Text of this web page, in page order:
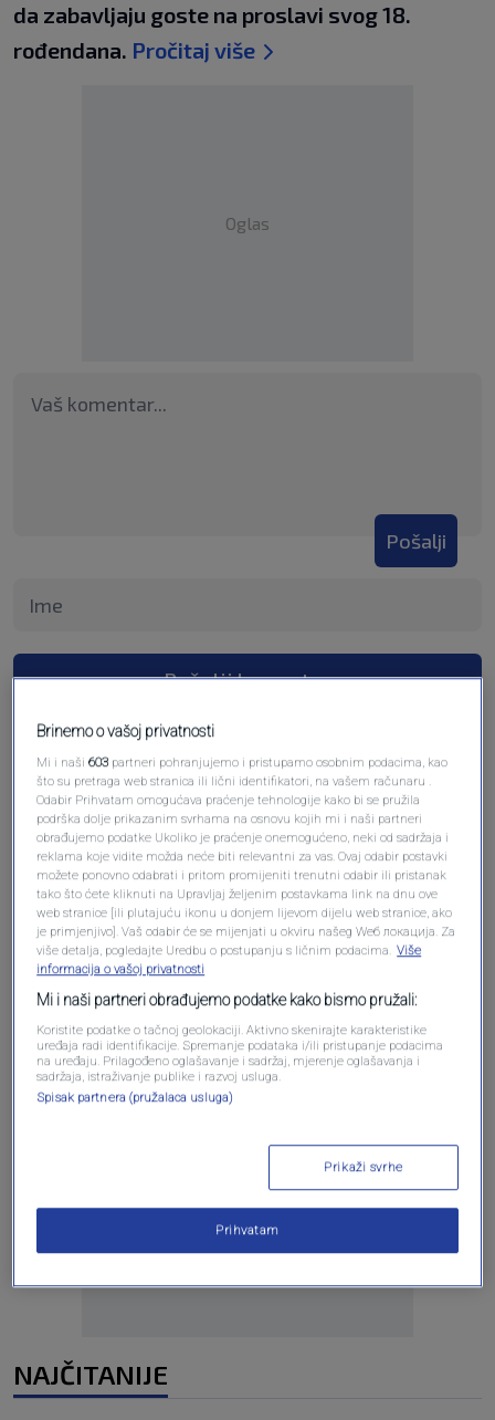
da zabavljaju goste na proslavi svog 18.
rođendana. Pročitaj više
Oglas
Pošalji
Pošalji komentar
Oglas
NAJČITANIJE
Brinemo o vašoj privatnosti
Mi i naši603 partneri pohranjujemo i pristupamo osobnim podacima, kao
što su pretraga web stranica ili lični identifikatori, na vašem računaru .
Odabir Prihvatam omogućava praćenje tehnologije kako bi se pružila
podrška dolje prikazanim svrhama na osnovu kojih mi i naši partneri
obrađujemo podatke Ukoliko je praćenje onemogućeno, neki od sadržaja i
reklama koje vidite možda neće biti relevantni za vas. Ovaj odabir postavki
možete ponovno odabrati i pritom promijeniti trenutni odabir ili pristanak
tako što ćete kliknuti na Upravljaj željenim postavkama link na dnu ove
web stranice [ili plutajuću ikonu u donjem lijevom dijelu web stranice, ako
je primjenjivo]. Vaš odabir će se mijenjati u okviru našeg Wеб локација. Za
više detalja, pogledajte Uredbu o postupanju s ličnim podacima. Više
informacija o vašoj privatnosti
Mi i naši partneri obrađujemo podatke kako bismo pružali:
Koristite podatke o tačnoj geolokaciji. Aktivno skenirajte karakteristike
uređaja radi identifikacije. Spremanje podataka i/ili pristupanje podacima
na uređaju. Prilagođeno oglašavanje i sadržaj, mjerenje oglašavanja i
sadržaja, istraživanje publike i razvoj usluga.
Spisak partnera (pružalaca usluga)
Prikaži svrhe
Prihvatam